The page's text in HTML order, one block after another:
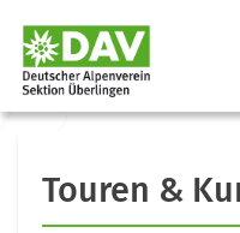
Touren &